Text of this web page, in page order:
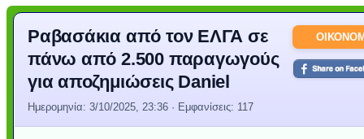
Ραβασάκια από τον ΕΛΓΑ σε
πάνω από 2.500 παραγωγούς
για αποζημιώσεις Daniel
Ημερομηνία: 3/10/2025, 23:36 · Εμφανίσεις: 117